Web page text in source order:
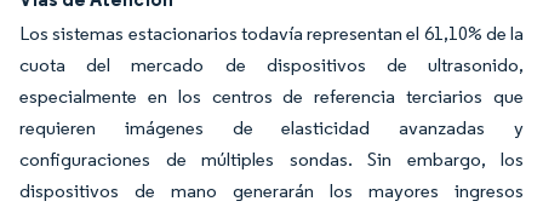
Los sistemas estacionarios todavía representan el 61,10% de la
cuota del mercado de dispositivos de ultrasonido,
especialmente en los centros de referencia terciarios que
requieren imágenes de elasticidad avanzadas y
configuraciones de múltiples sondas. Sin embargo, los
dispositivos de mano generarán los mayores ingresos